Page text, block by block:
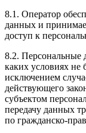
8.1. Оператор
данных и
доступ к
8.2. Персональные
каких условиях не
исключением
действующего
субъектом
передачу данных
по гражданско-